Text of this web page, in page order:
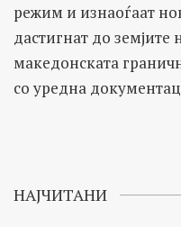
режим и изнаоѓаат
дастигнат до земјите
македонската
со уредна
НАЈЧИТАНИ